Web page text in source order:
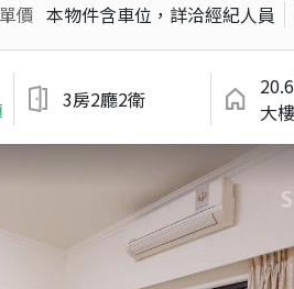
價 本物件含車位，詳洽經紀人員
3房2廳2衛
大樓